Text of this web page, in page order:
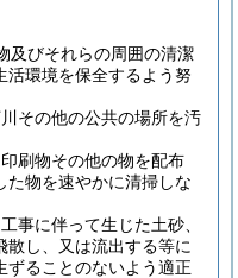
及びそれらの周囲の清潔
活環境を保全するよう努
その他の公共の場所を汚
刷物その他の物を配布
た物を速やかに清掃しな
事に伴って生じた土砂、
し、又は流出する等に
ずることのないよう適正